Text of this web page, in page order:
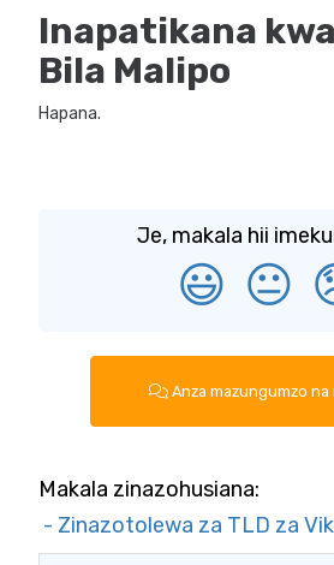
Inapatikana
Bila Malipo
Hapana.
Je, makala hii
😃 😐
Anza mazungumzo na
Makala zinazohusiana:
- Zinazotolewa za TLD za